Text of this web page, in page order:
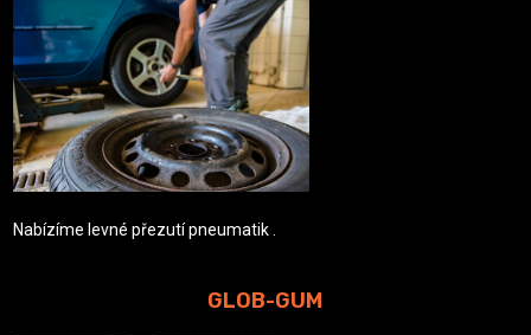
Nabízíme levné přezutí pneumatik .
GLOB-GUM